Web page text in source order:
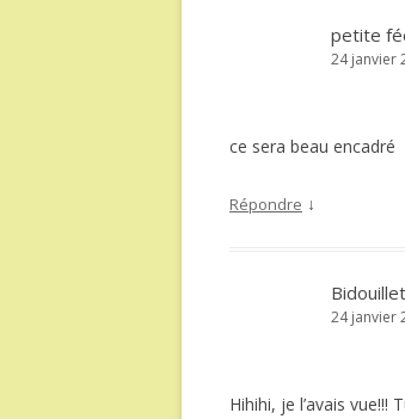
petite
24 janvier
ce sera beau encadré
Répondre ↓
24 janvier
Hihihi, je l’avais